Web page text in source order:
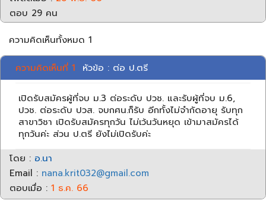
ตอบ 29 คน
ความคิดเห็นทั้งหมด 1
ความคิดเห็นที่ 1 หัวข้อ : ต่อ ป.ตรี
เปิดรับสมัครผู้ที่จบ ม.3 ต่อระดับ ปวช. และรับผู้ที่จบ ม.6,
ปวช. ต่อระดับ ปวส. จบกศน.ก็รับ อีกทั้งไม่จำกัดอายุ รับทุก
สาขาวิชา เปิดรับสมัครทุกวัน ไม่เว้นวันหยุด เข้ามาสมัครได้
ทุกวันค่ะ ส่วน ป.ตรี ยังไม่เปิดรับค่ะ
โดย : อ.นา
Email : nana.krit032@gmail.com
ตอบเมื่อ : 1 ธ.ค. 66